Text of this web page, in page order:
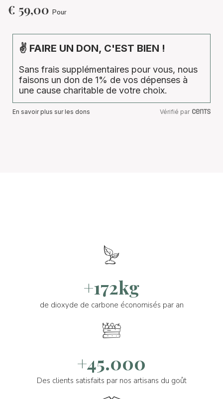
€ 59,00 Pour
✌ FAIRE UN DON, C'EST BIEN !
Sans frais supplémentaires pour vous, nous
faisons un don de 1% de vos dépenses à
une cause charitable de votre choix.
En savoir plus sur les dons Vérifié par
+172kg
de dioxyde de carbone économisés par an
+45.000
Des clients satisfaits par nos artisans du goût